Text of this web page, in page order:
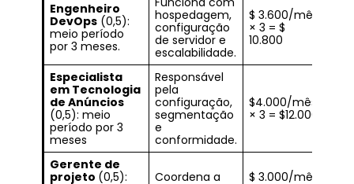
Engenheiro
DevOps (0,5):
meio período
por 3 meses.
hospedagem,
configuração
de servidor e
escalabilidade.
$ 3.600/mês
× 3 = $
10.800
Especialista
em Tecnologia
de Anúncios
(0,5): meio
período por 3
meses
Responsável
pela
configuração,
segmentação
e
conformidade.
$4.000/mês
× 3 = $12.000
Gerente de
projeto (0,5):
Coordena a
$ 3.000/mês